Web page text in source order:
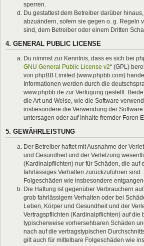
sperren.
Du gestattest dem Betreiber darüber
abzuändern, sofern sie gegen o. g. Regeln
sind, dem Betreiber oder einem Dritten
4. GENERAL PUBLIC LICENSE
Du nimmst zur Kenntnis, dass es sich bei
GNU General Public License v2“ (GPL)
von phpBB Limited (www.phpbb.com)
Informationen werden durch die
www.phpbb.de zur Verfügung gestellt.
die Art und Weise, wie die Software
insbesondere die Verwendung der
untersagen oder auf Inhalte fremder Foren
5. GEWÄHRLEISTUNG
Der Betreiber haftet mit Ausnahme der
und Gesundheit und der Verletzung
(Kardinalpflichten) nur für Schäden, die auf
fahrlässiges Verhalten zurückzuführen
Folgeschäden wie insbesondere
Die Haftung ist gegenüber Verbrauchern
grob fahrlässigem Verhalten oder bei
Leben, Körper und Gesundheit und der
Vertragspflichten (Kardinalpflichten) auf die
typischerweise vorhersehbaren Schäden
nach auf die vertragstypischen
gilt auch für mittelbare Folgeschäden wie